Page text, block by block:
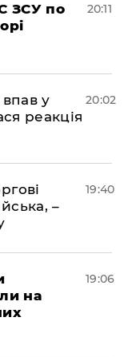
ЗСУ по
20:11
у
реакція
20:02
–
19:40
на
19:06